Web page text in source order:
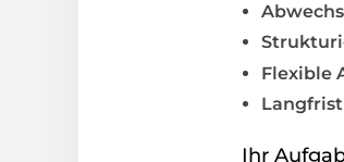
Flexible
Ihr